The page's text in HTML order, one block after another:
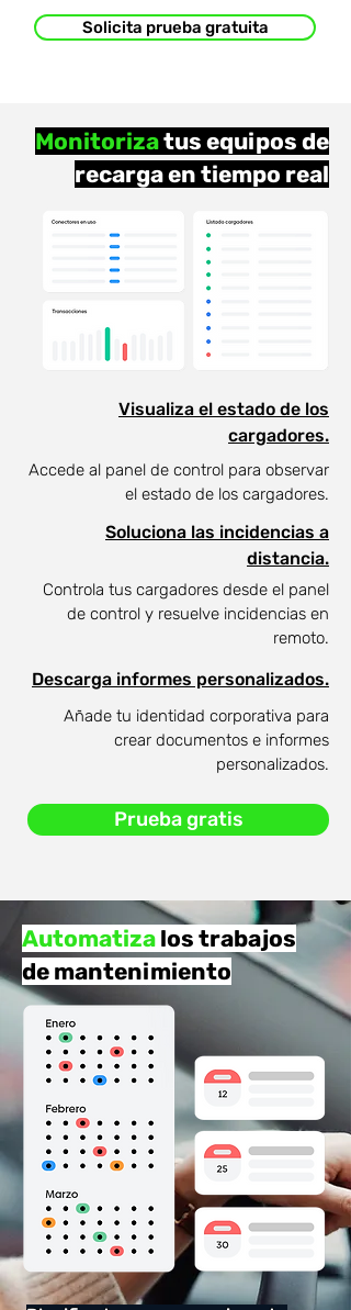
Solicita prueba gratuita
Monitorizatus equipos de
recarga en tiempo real
Visualiza el estado de los
cargadores.
Accede al panel de control para observar
el estado de los cargadores.
Soluciona las incidencias a
distancia.
Controla tus cargadores desde el panel
de control y resuelve incidencias en
remoto.
Descarga informes personalizados.
Añade tu identidad corporativa para
crear documentos e informes
personalizados.
Prueba gratis
Automatiza los trabajos
de mantenimiento